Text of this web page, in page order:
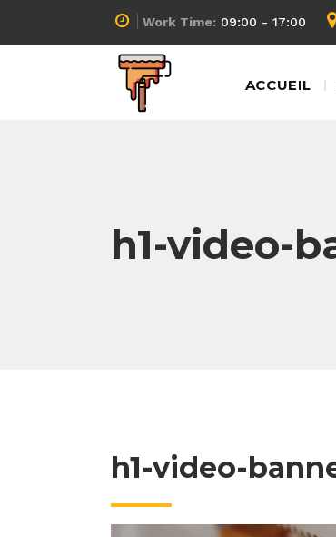
Work Time: 09:00 - 17:00
ACCUEIL
h1-video-
h1-video-